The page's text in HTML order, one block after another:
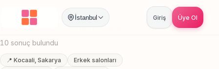
İstanbul Giriş Üye Ol
Anasayfa / Sakarya Kocaali Erkek Berberi
Kocaali, Sakarya Erkek Berberi
10 sonuç bulundu
📍 Kocaali, Sakarya
Erkek salonları